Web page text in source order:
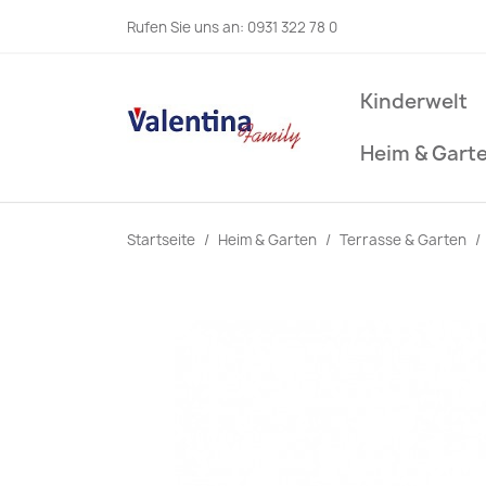
Rufen Sie uns an: 0931 322 78 0
Kinderwelt
Heim &
Startseite Heim & Garten Terrasse & Garten